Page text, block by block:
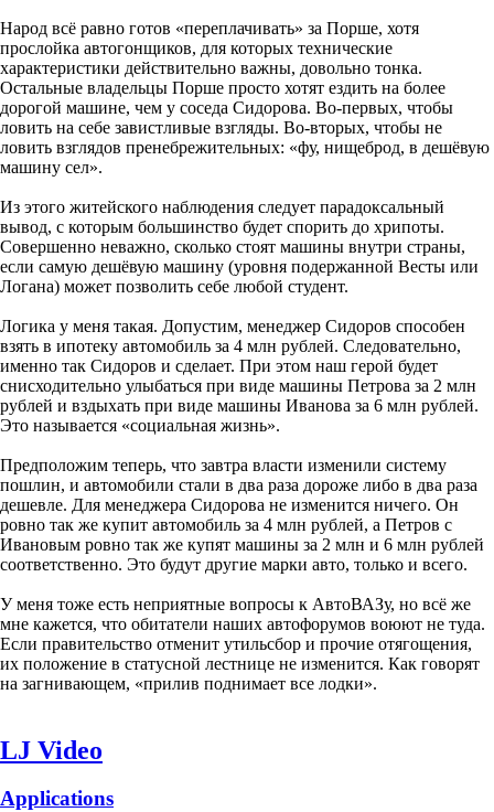
Народ всё равно готов «переплачивать» за Порше, хотя
прослойка автогонщиков, для которых технические
характеристики действительно важны, довольно тонка.
Остальные владельцы Порше просто хотят ездить на более
дорогой машине, чем у соседа Сидорова. Во-первых, чтобы
ловить на себе завистливые взгляды. Во-вторых, чтобы не
ловить взглядов пренебрежительных: «фу, нищеброд, в дешёвую
машину сел».
Из этого житейского наблюдения следует парадоксальный
вывод, с которым большинство будет спорить до хрипоты.
Совершенно неважно, сколько стоят машины внутри страны,
если самую дешёвую машину (уровня подержанной Весты или
Логана) может позволить себе любой студент.
Логика у меня такая. Допустим, менеджер Сидоров способен
взять в ипотеку автомобиль за 4 млн рублей. Следовательно,
именно так Сидоров и сделает. При этом наш герой будет
снисходительно улыбаться при виде машины Петрова за 2 млн
рублей и вздыхать при виде машины Иванова за 6 млн рублей.
Это называется «социальная жизнь».
Предположим теперь, что завтра власти изменили систему
пошлин, и автомобили стали в два раза дороже либо в два раза
дешевле. Для менеджера Сидорова не изменится ничего. Он
ровно так же купит автомобиль за 4 млн рублей, а Петров с
Ивановым ровно так же купят машины за 2 млн и 6 млн рублей
соответственно. Это будут другие марки авто, только и всего.
У меня тоже есть неприятные вопросы к АвтоВАЗу, но всё же
мне кажется, что обитатели наших автофорумов воюют не туда.
Если правительство отменит утильсбор и прочие отягощения,
их положение в статусной лестнице не изменится. Как говорят
на загнивающем, «прилив поднимает все лодки».
LJ Video
Applications